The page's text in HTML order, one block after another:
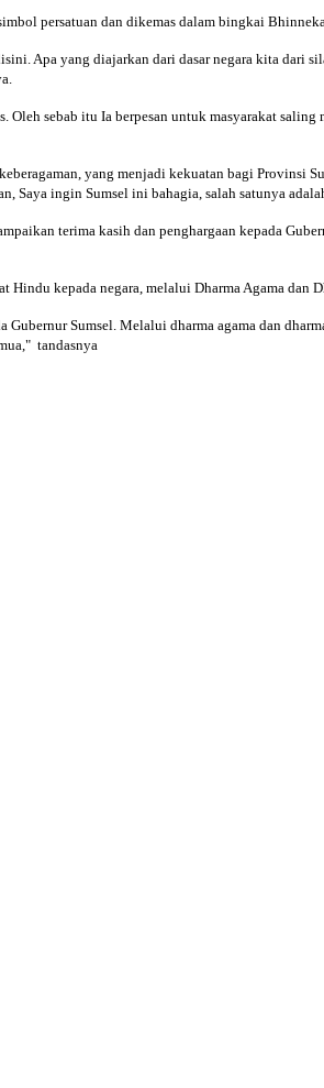
persatuan dan dikemas dalam bingkai
Apa yang diajarkan dari dasar negara kita dari
sebab itu Ia berpesan untuk masyarakat
yang menjadi kekuatan bagi Provinsi
Saya ingin Sumsel ini bahagia, salah satunya
terima kasih dan penghargaan kepada
kepada negara, melalui Dharma Agama dan
Sumsel. Melalui dharma agama dan
tandasnya